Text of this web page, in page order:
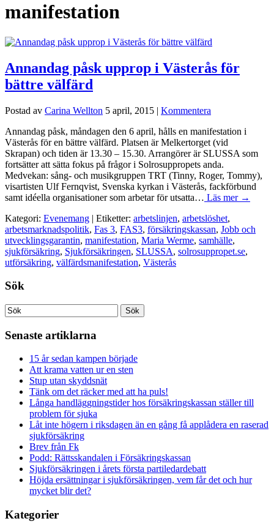
manifestation
Annandag påsk upprop i Västerås för
bättre välfärd
Postad av Carina Wellton 5 april, 2015 | Kommentera
Annandag påsk, måndagen den 6 april, hålls en manifestation i
Västerås för en bättre välfärd. Platsen är Melkertorget (vid
Skrapan) och tiden är 13.30 – 15.30. Arrangörer är SLUSSA som
fortsätter att sätta fokus på frågor i Solrosuppropets anda.
Medvekan: sång- och musikgruppen TRT (Tinny, Roger, Tommy),
visartisten Ulf Fernqvist, Svenska kyrkan i Västerås, fackförbund
samt idéella organisationer som arbetar för utsatta… Läs mer →
Kategori: Evenemang | Etiketter: arbetslinjen, arbetslöshet,
arbetsmarknadspolitik, Fas 3, FAS3, försäkringskassan, Jobb och
utvecklingsgarantin, manifestation, Maria Werme, samhälle,
sjukförsäkring, Sjukförsäkringen, SLUSSA, solrosuppropet.se,
utförsäkring, välfärdsmanifestation, Västerås
Sök
Senaste artiklarna
15 år sedan kampen började
Att krama vatten ur en sten
Stup utan skyddsnät
Tänk om det räcker med att ha puls!
Långa handläggningstider hos försäkringskassan ställer till
problem för sjuka
Låt inte högern i riksdagen än en gång få applådera en raserad
sjukförsäkring
Brev från Fk
Podd: Rättsskandalen i Försäkringskassan
Sjukförsäkringen i årets första partiledardebatt
Höjda ersättningar i sjukförsäkringen, vem får det och hur
mycket blir det?
Kategorier